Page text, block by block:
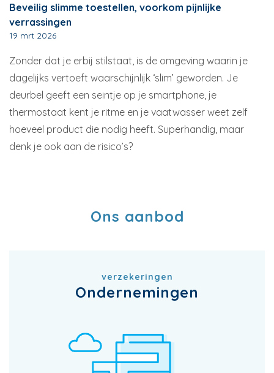
Beveilig slimme toestellen, voorkom pijnlijke
verrassingen
19 mrt 2026
Zonder dat je erbij stilstaat, is de omgeving waarin je
dagelijks vertoeft waarschijnlijk ‘slim’ geworden. Je
deurbel geeft een seintje op je smartphone, je
thermostaat kent je ritme en je vaatwasser weet zelf
hoeveel product die nodig heeft. Superhandig, maar
denk je ook aan de risico’s?
Ons aanbod
verzekeringen
Ondernemingen